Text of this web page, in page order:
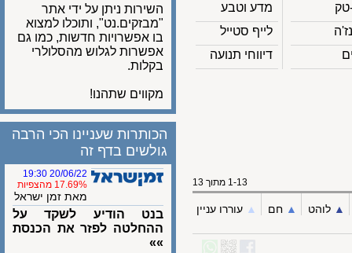
מדע וטבע
לייף סטייל
דיווחי תנועה
השירות ניתן על ידי אתר
"מבזקים.נט", ותוכלו למצוא
בו אפשרויות חדשות, כמו גם
אפשרות לגלוש מהסלולרי
בקלות.
מקווים שתהנו!
1-13 מתוך 13
לוהט ▲︎ חם ▲︎ עוררו עניין
הכותרות שעניינו הכי הרבה
גולשים בדף זה
20/06/22 19:30
17.69% מהצפיות
מאת זמן ישראל
בנט הודיע לשקד על
ההחלטה לפזר את הכנסת